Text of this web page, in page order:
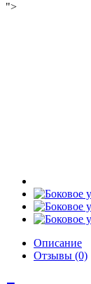
">
Описание
Отзывы (0)